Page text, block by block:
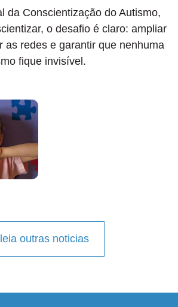
da Conscientização do Autismo,
o desafio é claro: ampliar
as redes e garantir que nenhuma
fique invisível.
leia outras noticias